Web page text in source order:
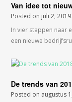
Van idee tot
Posted on juli 2, 2019
In vier stappen naar
een nieuwe
De trends van
Posted on augustus